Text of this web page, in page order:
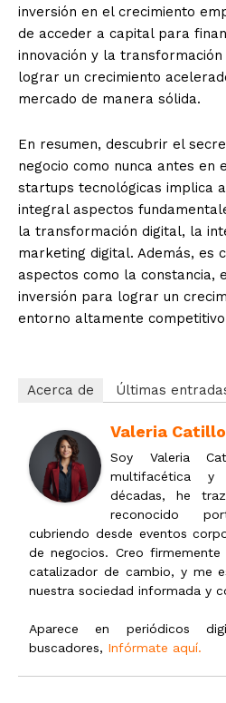
inversión en el crecimiento
de acceder a capital para
innovación y la
lograr un crecimiento
mercado de manera sólida.
En resumen, descubrir el
negocio como nunca antes en
startups tecnológicas implica
integral aspectos
la transformación digital, la
marketing digital. Además, es
aspectos como la constancia,
inversión para lograr un
entorno altamente
Acerca de Últimas
Valeria Catillo
Soy Valeria
multifacética y
décadas, he
reconocido
cubriendo desde eventos
de negocios. Creo
catalizador de cambio, y me
nuestra sociedad informada y
Aparece en periódicos
buscadores, Infórmate aquí.